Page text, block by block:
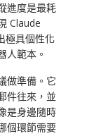
進度是最耗
Claude
極具個性化
人範本。
做準備。它
件往來，並
是身邊隨時
個環節需要